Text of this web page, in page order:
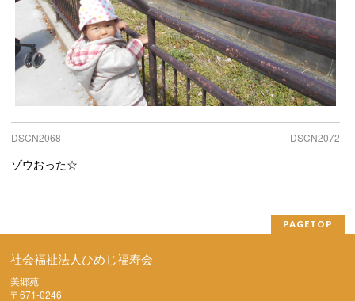
DSCN2068 DSCN2072
ゾウおった☆
PAGETOP
社会福祉法人ひめじ福寿会
美郷苑
〒671-0246